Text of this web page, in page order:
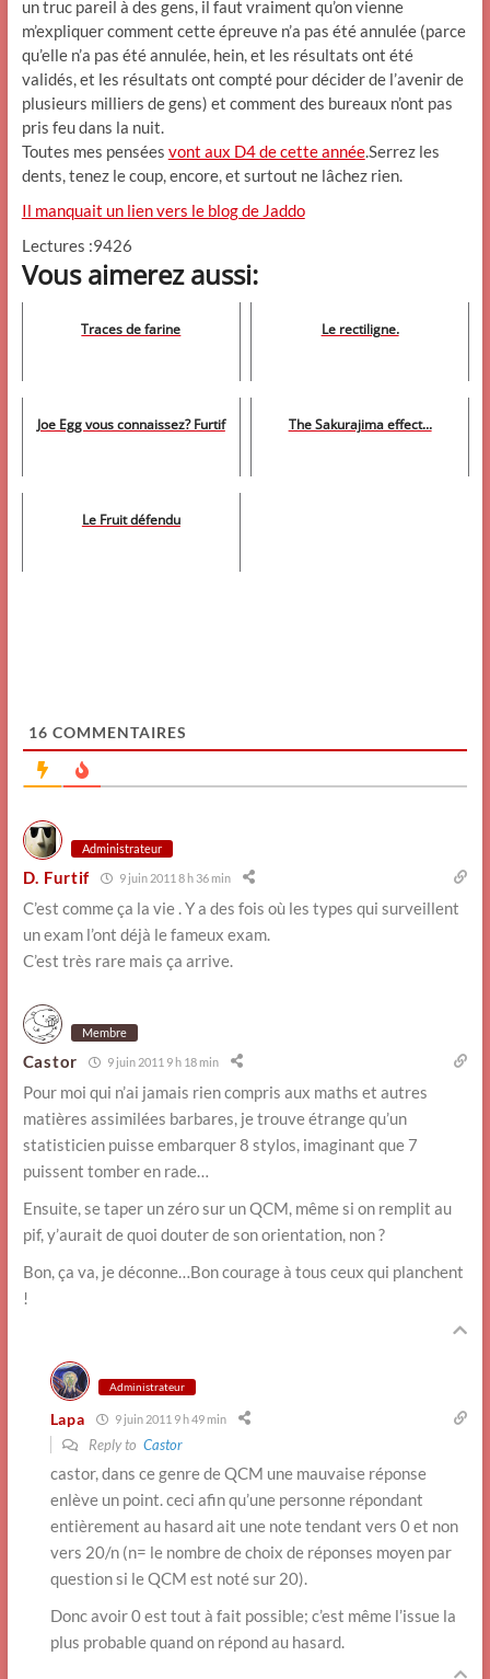
un truc pareil à des gens, il faut vraiment qu’on vienne
m’expliquer comment cette épreuve n’a pas été annulée (parce
qu’elle n’a pas été annulée, hein, et les résultats ont été
validés, et les résultats ont compté pour décider de l’avenir de
plusieurs milliers de gens) et comment des bureaux n’ont pas
pris feu dans la nuit.
Toutes mes pensées vont aux D4 de cette année.Serrez les
dents, tenez le coup, encore, et surtout ne lâchez rien.
Il manquait un lien vers le blog de Jaddo
Lectures :9426
Vous aimerez aussi:
Traces de farine Le rectiligne.
Joe Egg vous connaissez? Furtif The Sakurajima effect...
Le Fruit défendu
16 COMMENTAIRES
Administrateur
D. Furtif 9 juin 2011 8 h 36 min
C’est comme ça la vie . Y a des fois où les types qui surveillent
un exam l’ont déjà le fameux exam.
C’est très rare mais ça arrive.
Membre
Castor 9 juin 2011 9 h 18 min
Pour moi qui n’ai jamais rien compris aux maths et autres
matières assimilées barbares, je trouve étrange qu’un
statisticien puisse embarquer 8 stylos, imaginant que 7
puissent tomber en rade…
Ensuite, se taper un zéro sur un QCM, même si on remplit au
pif, y’aurait de quoi douter de son orientation, non ?
Bon, ça va, je déconne…Bon courage à tous ceux qui planchent
!
Administrateur
Lapa 9 juin 2011 9 h 49 min
Reply to Castor
castor, dans ce genre de QCM une mauvaise réponse
enlève un point. ceci afin qu’une personne répondant
entièrement au hasard ait une note tendant vers 0 et non
vers 20/n (n= le nombre de choix de réponses moyen par
question si le QCM est noté sur 20).
Donc avoir 0 est tout à fait possible; c’est même l’issue la
plus probable quand on répond au hasard.